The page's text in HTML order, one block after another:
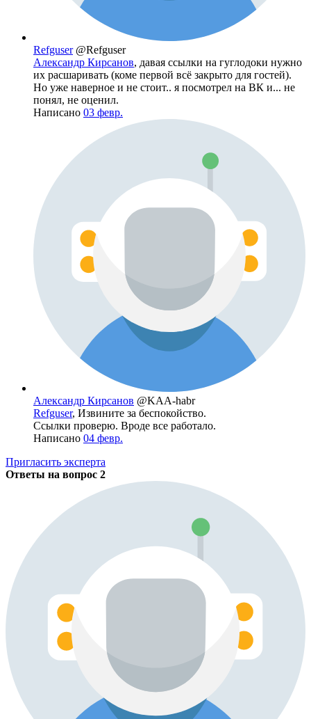
Refguser @Refguser
Александр Кирсанов, давая ссылки на гуглодоки нужно
их расшаривать (коме первой всё закрыто для гостей).
Но уже наверное и не стоит.. я посмотрел на ВК и... не
понял, не оценил.
Написано 03 февр.
Александр Кирсанов @KAA-habr
Refguser, Извините за беспокойство.
Ссылки проверю. Вроде все работало.
Написано 04 февр.
Пригласить эксперта
Ответы на вопрос 2